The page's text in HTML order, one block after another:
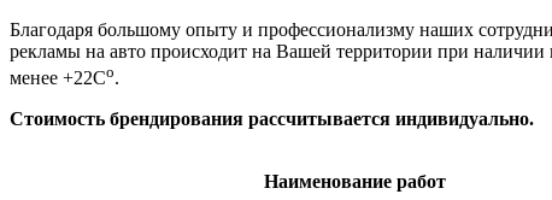
Благодаря большому опыту и профессионализму наших
рекламы на авто происходит на Вашей территории при
менее +22Со.
Стоимость брендирования рассчитывается индивидуально.
Наименование работ